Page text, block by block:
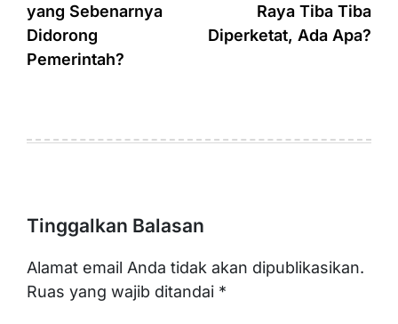
yang Sebenarnya
Didorong
Pemerintah?
Raya Tiba Tiba
Diperketat, Ada Apa?
Tinggalkan Balasan
Alamat email Anda tidak akan dipublikasikan.
Ruas yang wajib ditandai *